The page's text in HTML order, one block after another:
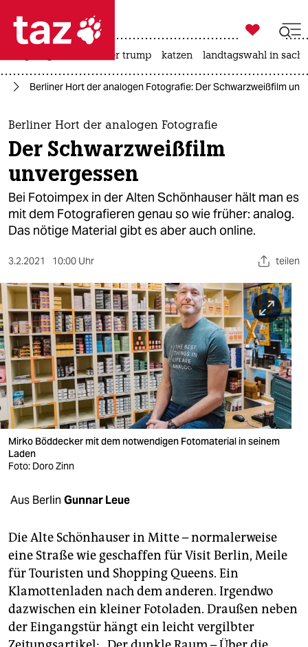
 taz zahl ich
taz zahl ich
themen
politik
öko
gesellschaft
sport
berlin
nord
wahrheit
verlag
verlag
veranstaltungen
unterstützen
abo
genossenschaft
epaper login

taz zahl ich
usa unter trump katzen landtagswahl in
Berliner Hort der analogen Fotografie: Der Schwarzweißfilm
Berliner Hort der analogen Fotografie
Der Schwarzweißfilm
unvergessen
Bei Fotoimpex in der Alten Schönhauser hält man es
mit dem Fotografieren genau so wie früher: analog.
Das nötige Material gibt es aber auch online.
3.2.2021 10:00 Uhr teilen
Mirko Böddecker mit dem notwendigen Fotomaterial in seinem
Laden
Foto: Doro Zinn
Aus Berlin Gunnar Leue
Die Alte Schönhauser in Mitte –­­ normalerweise
eine Straße wie geschaffen für Visit Berlin, Meile
für Touristen und Shopping Queens. Ein
Klamottenladen nach dem anderen. Irgendwo
dazwischen ein kleiner Fotoladen. Draußen neben
der Eingangstür hängt ein leicht vergilbter